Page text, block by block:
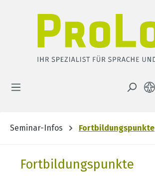
Seminar-Infos Fortbildungspunkte
Fortbildungspunkte